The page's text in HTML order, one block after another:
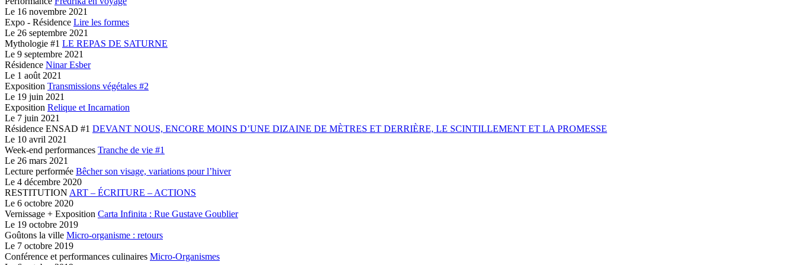
Le 16 novembre 2021
Expo - Résidence Lire les formes
Le 26 septembre 2021
Mythologie #1 LE REPAS DE SATURNE
Le 9 septembre 2021
Résidence Ninar Esber
Le 1 août 2021
Exposition Transmissions végétales #2
Le 19 juin 2021
Exposition Relique et Incarnation
Le 7 juin 2021
Résidence ENSAD #1 DEVANT NOUS, ENCORE MOINS D’UNE DIZAINE DE MÈTRES ET DERRIÈRE, LE SCINTILLEMENT ET LA PROMESSE
Le 10 avril 2021
Week-end performances Tranche de vie #1
Le 26 mars 2021
Lecture performée Bêcher son visage, variations pour l’hiver
Le 4 décembre 2020
RESTITUTION ART – ÉCRITURE – ACTIONS
Le 6 octobre 2020
Vernissage + Exposition Carta Infinita : Rue Gustave Goublier
Le 19 octobre 2019
Goûtons la ville Micro-organisme : retours
Le 7 octobre 2019
Conférence et performances culinaires Micro-Organismes